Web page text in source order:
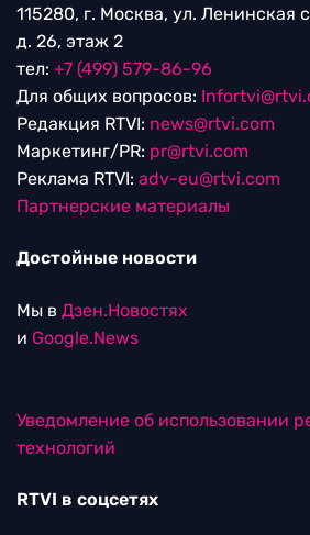
115280, г. Москва, ул. Ленинская
д. 26, этаж 2
тел: +7 (499) 579-86-96
Для общих вопросов:
Редакция RTVI: news@rtvi.com
Маркетинг/PR: pr@rtvi.com
Реклама RTVI: adv-eu@rtvi.com
Партнерские материалы
Достойные новости
Мы в Дзен.Новостях
и Google.News
Уведомление об использовании
технологий
RTVI в соцсетях